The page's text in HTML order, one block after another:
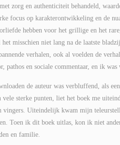
zorg en authenticiteit behandeld,
focus op karakterontwikkeling en de
hebben voor het grillige en het
het misschien niet lang na de laatste
verhalen, ook al voelden de
pathos en sociale commentaar, en ik
de auteur was verbluffend, als
sterke punten, liet het boek me
vingers. Uiteindelijk kwam mijn
Toen ik dit boek uitlas, kon ik niet
en familie.